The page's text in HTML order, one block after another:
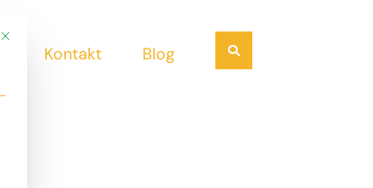
Kontakt Blog Suchen
Mit diesem Button wird der Dialog geschlossen. Seine Funktionalität ist